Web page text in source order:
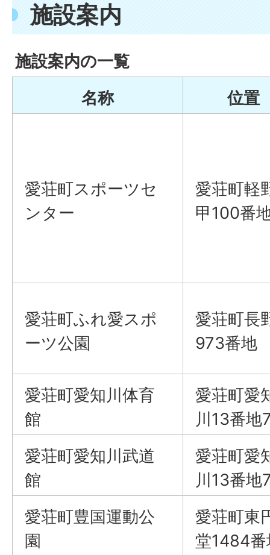
施設案内
施設案内の一覧
名称
位置
愛荘町スポーツセ
ンター
愛荘町軽
甲100番
愛荘町ふれ愛スポ
ーツ公園
愛荘町長
973番地
愛荘町愛知川体育
館
愛荘町愛
川13番地
愛荘町愛知川武道
館
愛荘町愛
川13番地
愛荘町豊国運動公
園
愛荘町東
堂1484番